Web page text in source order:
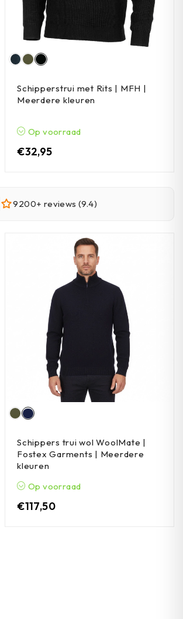
Schipperstrui met Rits | MFH |
Meerdere kleuren
Op voorraad
€32,95
9200+ reviews (9.4)
Schippers trui wol WoolMate |
Fostex Garments | Meerdere
kleuren
Op voorraad
€117,50